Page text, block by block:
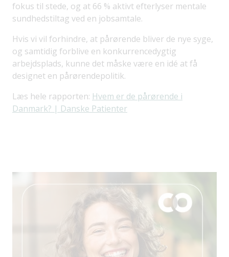
fokus til stede, og at 66 % aktivt efterlyser mentale
sundhedstiltag ved en jobsamtale.
Hvis vi vil forhindre, at pårørende bliver de nye syge,
og samtidig forblive en konkurrencedygtig
arbejdsplads, kunne det måske være en idé at få
designet en pårørendepolitik.
Læs hele rapporten: Hvem er de pårørende i
Danmark? | Danske Patienter